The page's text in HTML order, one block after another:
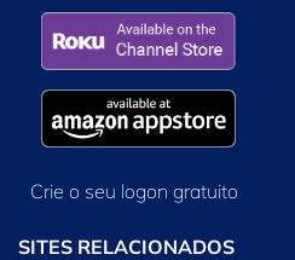
Crie o seu logon gratuito
SITES RELACIONADOS